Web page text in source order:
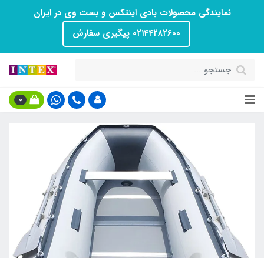
نمایندگی محصولات بادی اینتکس و بست وی در ایران
۰۲۱۴۴۲۸۲۶۰۰ پیگیری سفارش
0